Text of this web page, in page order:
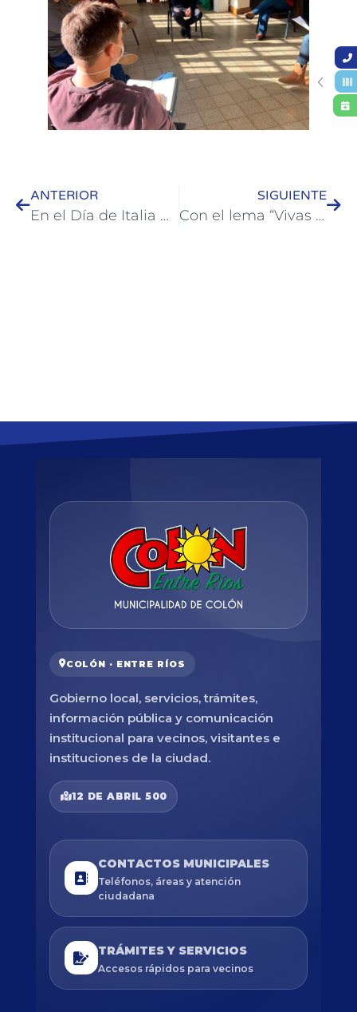
ANTERIOR
En el Día de Italia homenajearon a fundadores de la Asociación “Dante Alighieri”
SIGUIENTE
Con el lema “Vivas y libres nos Queremos” y una agenda de actividades Colón adhiere a “Ni una Menos”
COLÓN · ENTRE RÍOS
Gobierno local, servicios, trámites,
información pública y comunicación
institucional para vecinos, visitantes e
instituciones de la ciudad.
12 DE ABRIL 500
CONTACTOS MUNICIPALES
Teléfonos, áreas y atención
ciudadana
TRÁMITES Y SERVICIOS
Accesos rápidos para vecinos